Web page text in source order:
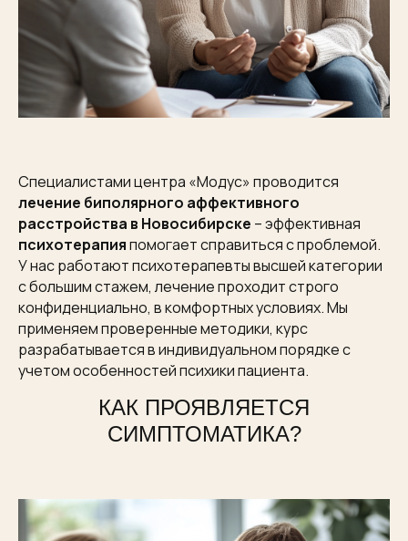
Специалистами центра «Модус» проводится
лечение биполярного аффективного
расстройства в Новосибирске – эффективная
психотерапияпомогает справиться с проблемой.
У нас работают психотерапевты высшей категории
с большим стажем, лечение проходит строго
конфиденциально, в комфортных условиях. Мы
применяем проверенные методики, курс
разрабатывается в индивидуальном порядке с
учетом особенностей психики пациента.
КАК ПРОЯВЛЯЕТСЯ
СИМПТОМАТИКА?